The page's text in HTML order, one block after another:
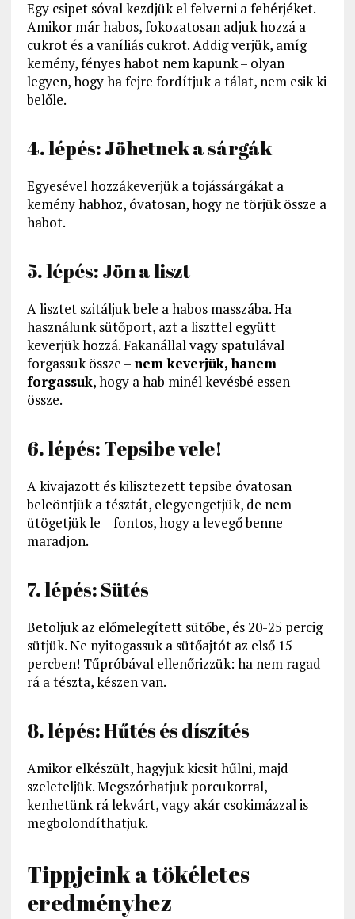
Egy csipet sóval kezdjük el felverni a fehérjéket.
Amikor már habos, fokozatosan adjuk hozzá a
cukrot és a vaníliás cukrot. Addig verjük, amíg
kemény, fényes habot nem kapunk – olyan
legyen, hogy ha fejre fordítjuk a tálat, nem esik ki
belőle.
4. lépés: Jöhetnek a sárgák
Egyesével hozzákeverjük a tojássárgákat a
kemény habhoz, óvatosan, hogy ne törjük össze a
habot.
5. lépés: Jön a liszt
A lisztet szitáljuk bele a habos masszába. Ha
használunk sütőport, azt a liszttel együtt
keverjük hozzá. Fakanállal vagy spatulával
forgassuk össze – nem keverjük, hanem
forgassuk, hogy a hab minél kevésbé essen
össze.
6. lépés: Tepsibe vele!
A kivajazott és kilisztezett tepsibe óvatosan
beleöntjük a tésztát, elegyengetjük, de nem
ütögetjük le – fontos, hogy a levegő benne
maradjon.
7. lépés: Sütés
Betoljuk az előmelegített sütőbe, és 20-25 percig
sütjük. Ne nyitogassuk a sütőajtót az első 15
percben! Tűpróbával ellenőrizzük: ha nem ragad
rá a tészta, készen van.
8. lépés: Hűtés és díszítés
Amikor elkészült, hagyjuk kicsit hűlni, majd
szeleteljük. Megszórhatjuk porcukorral,
kenhetünk rá lekvárt, vagy akár csokimázzal is
megbolondíthatjuk.
Tippjeink a tökéletes
eredményhez